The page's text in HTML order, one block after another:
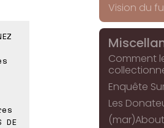
DE
Vision du
Comment
Enquête
Les
(mar)About